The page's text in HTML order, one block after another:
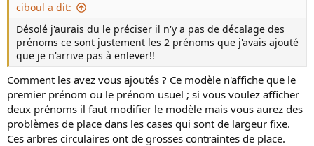
ciboul a dit:
Désolé j'aurais du le préciser il n'y a pas de décalage des
prénoms ce sont justement les 2 prénoms que j'avais ajouté
que je n'arrive pas à enlever!!
Comment les avez vous ajoutés ? Ce modèle n'affiche que le
premier prénom ou le prénom usuel ; si vous voulez afficher
deux prénoms il faut modifier le modèle mais vous aurez des
problèmes de place dans les cases qui sont de largeur fixe.
Ces arbres circulaires ont de grosses contraintes de place.